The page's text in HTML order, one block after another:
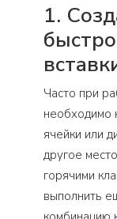
1.
Часто при
необходимо
ячейки или
другое
горячими
выполнить